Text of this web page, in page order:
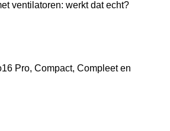
ventilatoren: werkt dat echt?
Pro, Compact, Compleet en